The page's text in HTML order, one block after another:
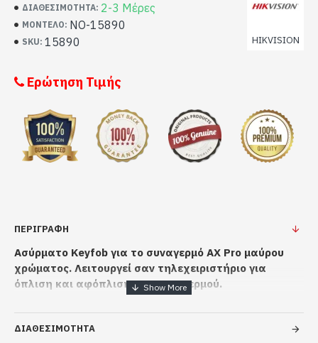
ΔΙΑΘΕΣΙΜΌΤΗΤΑ: 2-3 Μέρες
ΜΟΝΤΈΛΟ: NO-15890
SKU: 15890 HIKVISION
Ερώτηση Τιμής
ΠΕΡΙΓΡΑΦΗ
Ασύρματο Keyfob για το συναγερμό AX Pro μαύρου
χρώματος. Λειτουργεί σαν τηλεχειριστήριο για
όπλιση και αφόπλιση του συναγερμού.
Διάρκεια μπαταρίας 3 χρόνια
Τύπος μπαταρίας 1 x CR2032
ΔΙΑΘΕΣΙΜΟΤΗΤΑ